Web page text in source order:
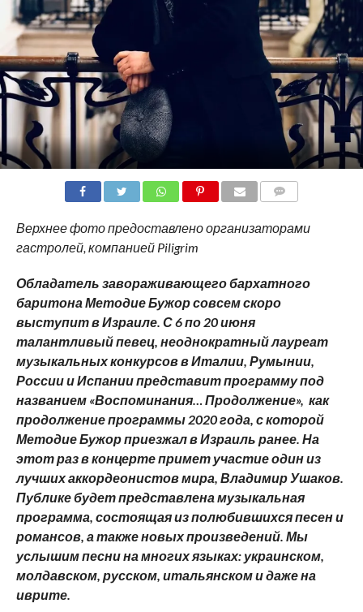
Верхнее фото предоставлено организаторами
гастролей, компанией Piligrim
Обладатель завораживающего бархатного
баритона Методие Бужорсовсем скоро
выступит в Израиле. С 6 по 20 июня
талантливый певец, неоднократный лауреат
музыкальных конкурсов в Италии, Румынии,
России и Испании представит программу под
названием «Воспоминания… Продолжение», как
продолжение программы 2020 года, с которой
Методие Бужор приезжал в Израиль ранее. На
этот раз в концерте примет участие один из
лучших аккордеонистов мира, Владимир Ушаков.
Публике будет представлена музыкальная
программа, состоящая из полюбившихся песен и
романсов, а также новых произведений. Мы
услышим песни на многих языках: украинском,
молдавском, русском, итальянском и даже на
иврите.